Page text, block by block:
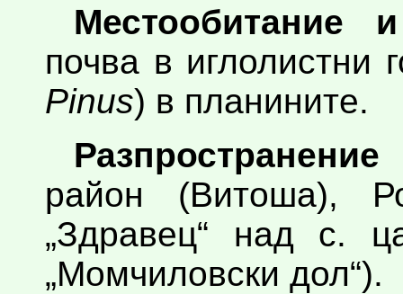
Местообитание
почва в иглолистни
Pinus) в планините.
район (Витоша),
„Здравец“ над с.
„Момчиловски дол“).